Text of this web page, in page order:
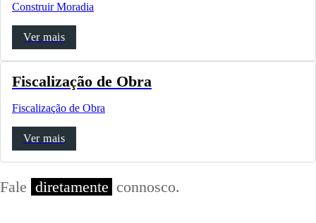
Construir Moradia
Ver mais
Fiscalização de Obra
Fiscalização de Obra
Ver mais
Fale diretamente connosco.